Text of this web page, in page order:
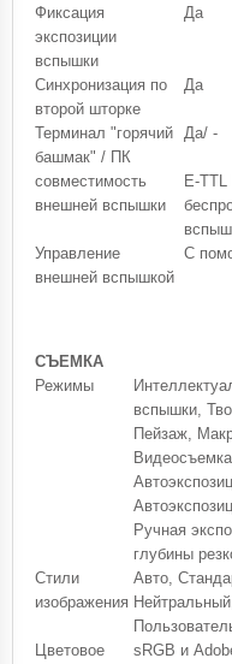
Фиксация
экспозиции
вспышки
Да
Синхронизация по
второй шторке
Да
Терминал "горячий
башмак" / ПК
Да/ -
совместимость
внешней вспышки
E-
Управление
внешней вспышкой
С
СЪЕМКА
Режимы
вспышки,
Пейзаж,
Ручная
глубины
Стили
изображения
Авто,
Цветовое
sRGB и